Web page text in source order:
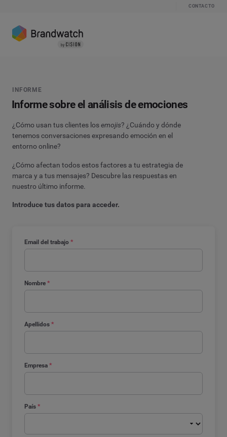
CONTACTO
Email del trabajo *
Nombre *
Apellidos *
Empresa *
País *
INFORME
Informe sobre el análisis de emociones
¿Cómo usan tus clientes losemojis? ¿Cuándo y dónde
tenemos conversaciones expresando emoción en el
entorno online?
¿Cómo afectan todos estos factores a tu estrategia de
marca y a tus mensajes? Descubre las respuestas en
nuestro último informe.
Introduce tus datos para acceder.